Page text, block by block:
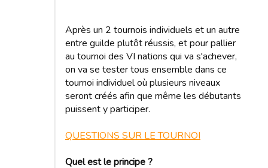
Après un 2 tournois individuels et un autre
entre guilde plutôt réussis, et pour pallier
au tournoi des VI nations qui va s'achever,
on va se tester tous ensemble dans ce
tournoi individuel où plusieurs niveaux
seront créés afin que même les débutants
puissent y participer.
QUESTIONS SUR LE TOURNOI
Quel est le principe ?